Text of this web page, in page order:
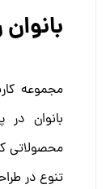
مجموعه
بانوان
محصولاتی
تنوع در